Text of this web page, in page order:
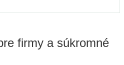
firmy a súkromné